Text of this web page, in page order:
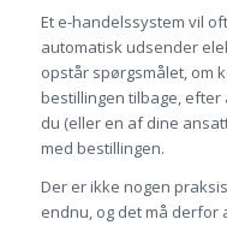
Et e-handelssystem vil
automatisk udsender
opstår spørgsmålet, om
bestillingen tilbage, efter
du (eller en af dine
med bestillingen.
Der er ikke nogen
endnu, og det må